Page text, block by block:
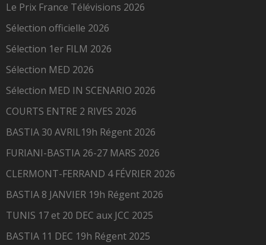
Le Prix France Télévisions 2026
Sélection officielle 2026
Sélection 1er FILM 2026
Sélection MED 2026
Sélection MED IN SCENARIO 2026
COURTS ENTRE 2 RIVES 2026
BASTIA 30 AVRIL19h Régent 2026
FURIANI-BASTIA 26-27 MARS 2026
CLERMONT-FERRAND 4 FÉVRIER 2026
BASTIA 8 JANVIER 19h Régent 2026
TUNIS 17 et 20 DEC aux JCC 2025
BASTIA 11 DEC 19h Régent 2025